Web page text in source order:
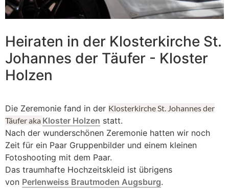
Heiraten in der Klosterkirche St.
Johannes der Täufer - Kloster
Holzen
Die Zeremonie fand in der Klosterkirche St. Johannes der
Täufer aka Kloster Holzen statt.
Nach der wunderschönen Zeremonie hatten wir noch
Zeit für ein Paar Gruppenbilder und einem kleinen
Fotoshooting mit dem Paar.
Das traumhafte Hochzeitskleid ist übrigens
von Perlenweiss Brautmoden Augsburg.